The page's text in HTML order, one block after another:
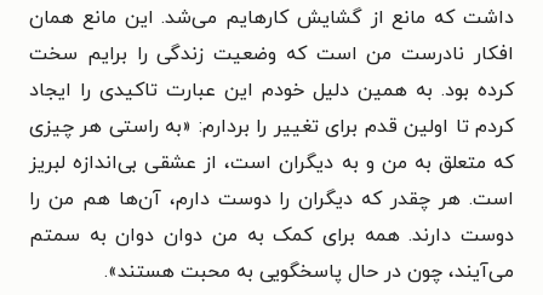
داشت که مانع از گشایش کارهایم می‌شد. این مانع همان
افکار نادرست من است که وضعیت زندگی را برایم سخت
کرده بود. به همین دلیل خودم این عبارت تاکیدی را ایجاد
کردم تا اولین قدم برای تغییر را بردارم: «به راستی هر چیزی
که متعلق به من و به دیگران است، از عشقی بی‌اندازه لبریز
است. هر چقدر که دیگران را دوست دارم، آن‌ها هم من را
دوست دارند. همه برای کمک به من دوان دوان به سمتم
می‌آیند، چون در حال پاسخگویی به محبت هستند».